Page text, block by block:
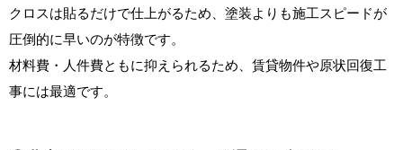
クロスは貼るだけで仕上がるため、塗装よりも施工スピードが
圧倒的に早いのが特徴です。
材料費・人件費ともに抑えられるため、賃貸物件や原状回復工
事には最適です。